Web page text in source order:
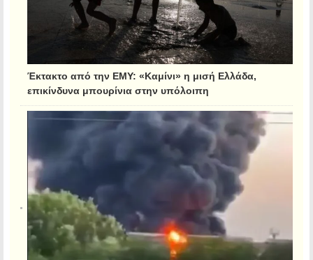
Έκτακτο από την ΕΜΥ: «Καμίνι» η μισή Ελλάδα,
επικίνδυνα μπουρίνια στην υπόλοιπη